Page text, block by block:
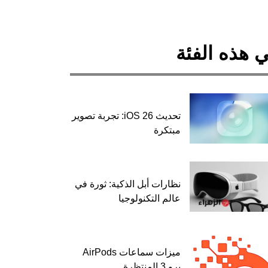
هذه الفئة
تحديث iOS 26: تجربة تصوير
مبتكرة
نظارات أبل الذكية: ثورة في
عالم التكنولوجيا
ميزات سماعات AirPods